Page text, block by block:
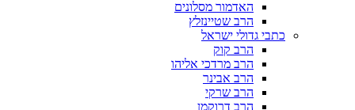
האדמור מסלונים
הרב שטיינזלץ
כתבי גדולי ישראל
הרב קוק
הרב מרדכי אליהו
הרב אבינר
הרב שרקי
הרב דרוקמן